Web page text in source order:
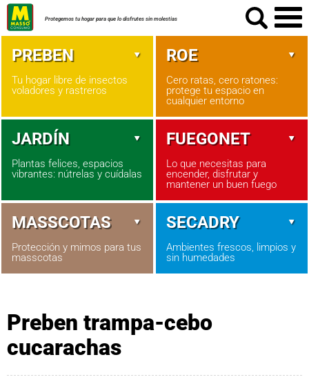
Protegemos tu hogar para que lo disfrutes sin molestias
PREBEN
Tu hogar libre de insectos
voladores y rastreros
ROE
Cero ratas, cero ratones:
protege tu espacio en
cualquier entorno
JARDÍN
Plantas felices, espacios
vibrantes: nútrelas y cuídalas
FUEGONET
Lo que necesitas para
encender, disfrutar y
mantener un buen fuego
MASSCOTAS
Protección y mimos para tus
masscotas
SECADRY
Ambientes frescos, limpios y
sin humedades
Preben trampa-cebo
cucarachas